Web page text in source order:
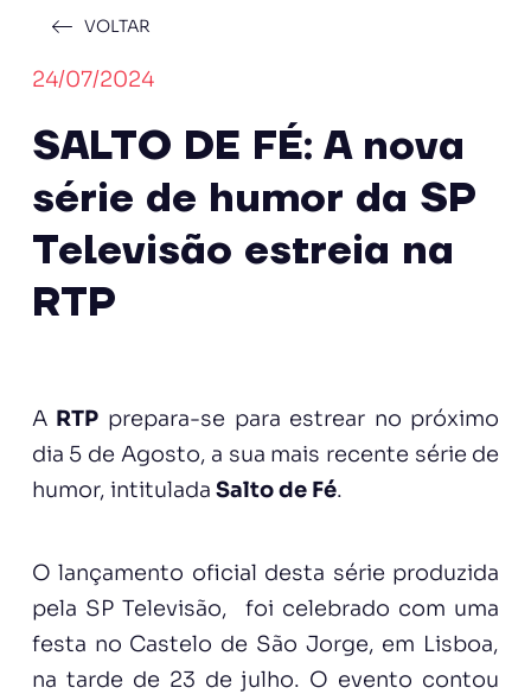
VOLTAR
24/07/2024
SALTO DE FÉ: A nova
série de humor da SP
Televisão estreia na
RTP
A RTP prepara-se para estrear no próximo
dia 5 de Agosto, a sua mais recente série de
humor, intitulada Salto de Fé.
O lançamento oficial desta série produzida
pela SP Televisão, foi celebrado com uma
festa no Castelo de São Jorge, em Lisboa,
na tarde de 23 de julho. O evento contou